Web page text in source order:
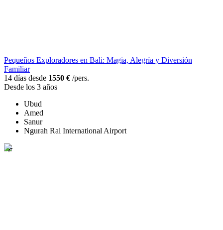
Pequeños Exploradores en Bali: Magia, Alegría y Diversión
Familiar
14 días desde 1550 € /pers.
Desde los 3 años
Ubud
Amed
Sanur
Ngurah Rai International Airport